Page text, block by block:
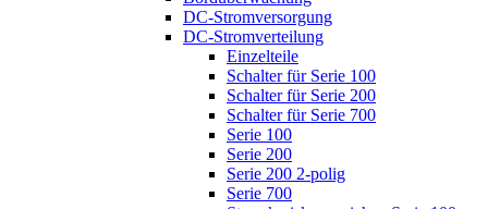
DC-Stromversorgung
DC-Stromverteilung
Einzelteile
Schalter für Serie 100
Schalter für Serie 200
Schalter für Serie 700
Serie 100
Serie 200
Serie 200 2-polig
Serie 700